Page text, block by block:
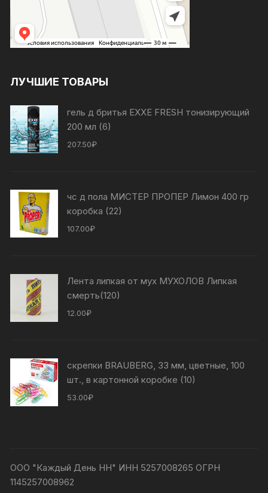
ЛУЧШИЕ ТОВАРЫ
гель д бритья EXXE FRESH тонизирующий
200 мл (6)
207.50₽
чс д пола МИСТЕР ПРОПЕР Лимон 400 гр
коробка (22)
107.00₽
Лента липкая от мух МУХОЛОВ Липкая
смерть(120)
12.00₽
скрепки BRAUBERG, 33 мм, цветные, 100
шт., в картонной коробке (10)
53.00₽
ООО "Каждый День НН" ИНН 5257008265 ОГРН
1145257008962